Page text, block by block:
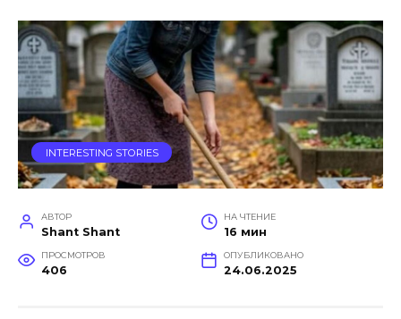
INTERESTING STORIES
АВТОР
Shant Shant
НА ЧТЕНИЕ
16 мин
ПРОСМОТРОВ
406
ОПУБЛИКОВАНО
24.06.2025